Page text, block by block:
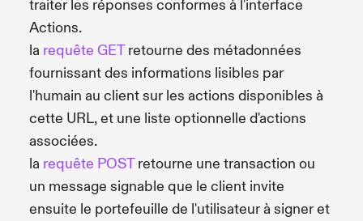
traiter les réponses conformes à l'interface
Actions.
la requête GETretourne des métadonnées
fournissant des informations lisibles par
l'humain au client sur les actions disponibles à
cette URL, et une liste optionnelle d'actions
associées.
la requête POSTretourne une transaction ou
un message signable que le client invite
ensuite le portefeuille de l'utilisateur à signer et